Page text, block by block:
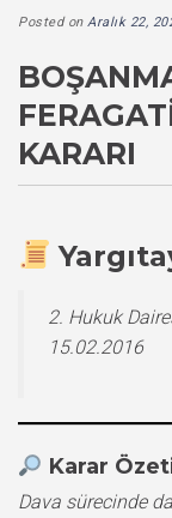
Posted on Aralık 22,
KARARI
2. Hukuk
15.02.2016
Karar
Dava sürecinde